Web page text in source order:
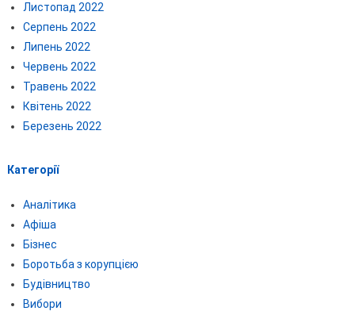
Листопад 2022
Серпень 2022
Липень 2022
Червень 2022
Травень 2022
Квітень 2022
Березень 2022
Категорії
Аналітика
Афіша
Бізнес
Боротьба з корупцією
Будівництво
Вибори